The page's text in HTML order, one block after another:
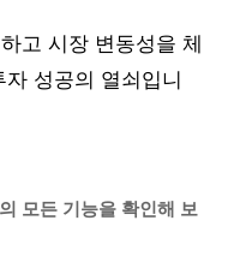
고 시장 변동성을 체
성공의 열쇠입니
모든 기능을 확인해 보